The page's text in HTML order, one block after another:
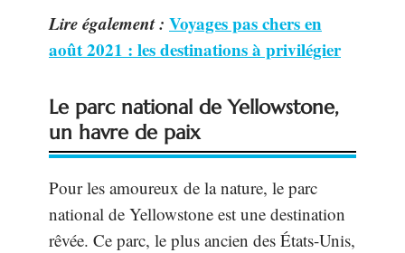
Lire également : Voyages pas chers en
août 2021 : les destinations à privilégier
Le parc national de Yellowstone,
un havre de paix
Pour les amoureux de la nature, le parc
national de Yellowstone est une destination
rêvée. Ce parc, le plus ancien des États-Unis,